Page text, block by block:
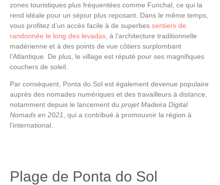
zones touristiques plus fréquentées comme Funchal , ce qui la
rend idéale pour un séjour plus reposant. Dans le même temps,
vous profitez d’un accès facile à de superbes sentiers de
randonnée le long des levadas , à l’architecture traditionnelle
madérienne et à des points de vue côtiers surplombant
l’Atlantique. De plus, le village est réputé pour ses magnifiques
couchers de soleil.
Par conséquent, Ponta do Sol est également devenue populaire
auprès des nomades numériques et des travailleurs à distance,
notamment depuis le lancement du projet Madeira Digital
Nomads en 2021, qui a contribué à promouvoir la région à
l’international.
Plage de Ponta do Sol